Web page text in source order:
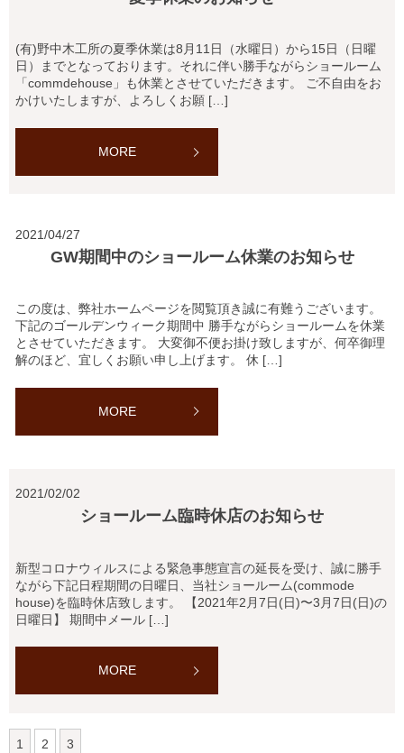
(有)野中木工所の夏季休業は8月11日（水曜日）から15日（日曜
日）までとなっております。それに伴い勝手ながらショールーム
「commdehouse」も休業とさせていただきます。 ご不自由をお
かけいたしますが、よろしくお願 […]
MORE
2021/04/27
GW期間中のショールーム休業のお知らせ
この度は、弊社ホームページを閲覧頂き誠に有難うございます。
下記のゴールデンウィーク期間中 勝手ながらショールームを休業
とさせていただきます。 大変御不便お掛け致しますが、何卒御理
解のほど、宜しくお願い申し上げます。 休 […]
MORE
2021/02/02
ショールーム臨時休店のお知らせ
新型コロナウィルスによる緊急事態宣言の延長を受け、誠に勝手
ながら下記日程期間の日曜日、当社ショールーム(commode
house)を臨時休店致します。 【2021年2月7日(日)〜3月7日(日)の
日曜日】 期間中メール […]
MORE
1 2 3